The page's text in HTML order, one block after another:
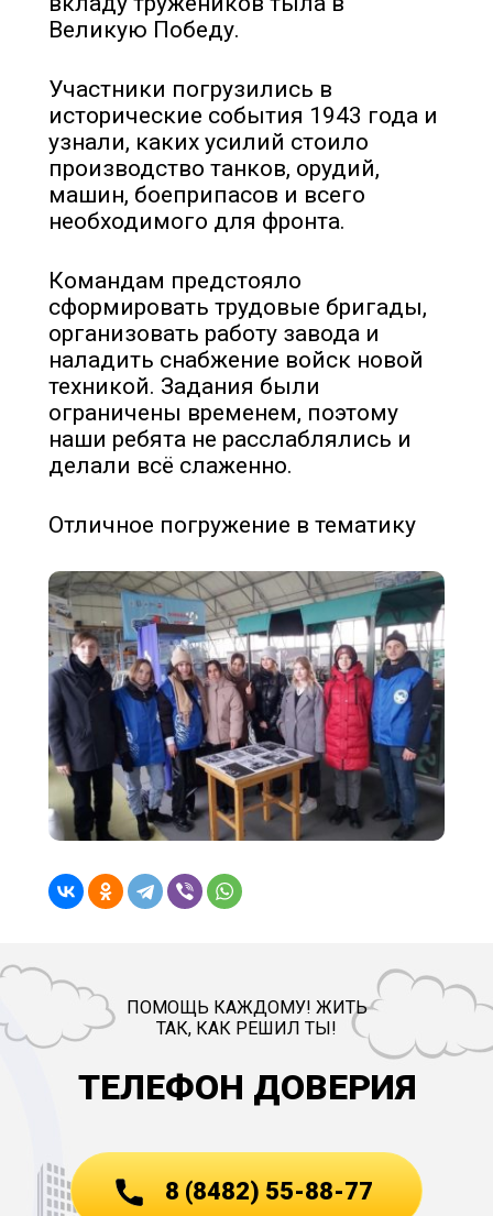
Великую Победу.
Участники погрузились в
исторические события 1943 года и
узнали, каких усилий стоило
производство танков, орудий,
машин, боеприпасов и всего
необходимого для фронта.
Командам предстояло
сформировать трудовые бригады,
организовать работу завода и
наладить снабжение войск новой
техникой. Задания были
ограничены временем, поэтому
наши ребята не расслаблялись и
делали всё слаженно.
Отличное погружение в тематику
ПОМОЩЬ КАЖДОМУ! ЖИТЬ
ТАК, КАК РЕШИЛ ТЫ!
ТЕЛЕФОН ДОВЕРИЯ
8 (8482) 55-88-77